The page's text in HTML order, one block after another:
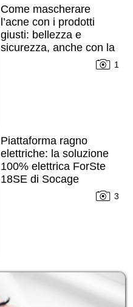
Come mascherare
l’acne con i prodotti
giusti: bellezza e
sicurezza, anche con la
1
Piattaforma ragno
elettriche: la soluzione
100% elettrica ForSte
18SE di Socage
3